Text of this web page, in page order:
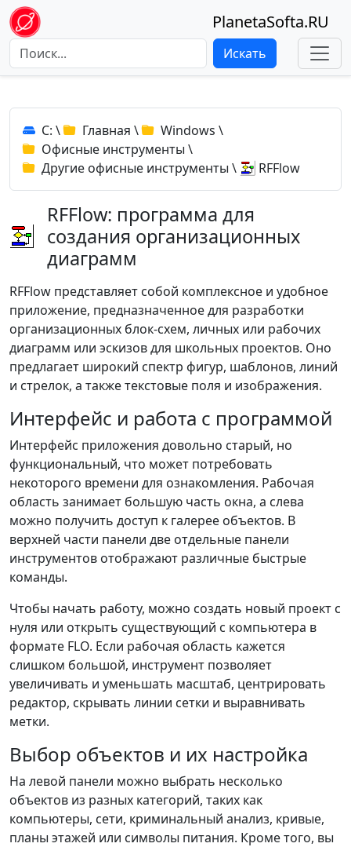
PlanetaSofta.RU
Искать
C: \ Главная \ Windows \
Офисные инструменты \
Другие офисные инструменты \ RFFlow
RFFlow: программа для
создания организационных
диаграмм
RFFlow представляет собой комплексное и удобное
приложение, предназначенное для разработки
организационных блок-схем, личных или рабочих
диаграмм или эскизов для школьных проектов. Оно
предлагает широкий спектр фигур, шаблонов, линий
и стрелок, а также текстовые поля и изображения.
Интерфейс и работа с программой
Интерфейс приложения довольно старый, но
функциональный, что может потребовать
некоторого времени для ознакомления. Рабочая
область занимает большую часть окна, а слева
можно получить доступ к галерее объектов. В
верхней части панели две отдельные панели
инструментов отображают различные быстрые
команды.
Чтобы начать работу, можно создать новый проект с
нуля или открыть существующий с компьютера в
формате FLO. Если рабочая область кажется
слишком большой, инструмент позволяет
увеличивать и уменьшать масштаб, центрировать
редактор, скрывать линии сетки и выравнивать
метки.
Выбор объектов и их настройка
На левой панели можно выбрать несколько
объектов из разных категорий, таких как
компьютеры, сети, криминальный анализ, кривые,
планы этажей или символы питания. Кроме того, вы